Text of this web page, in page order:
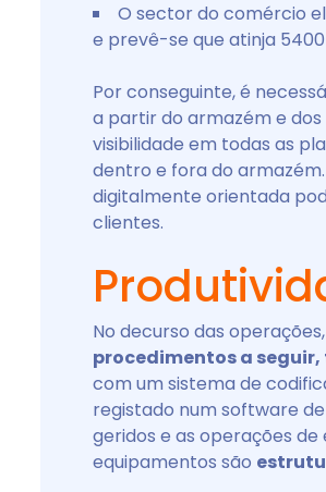
O sector do comércio
e prevê-se que atinja
Por conseguinte, é
a partir do armazém e
visibilidade em todas as
dentro e fora do
digitalmente orientada
clientes.
No decurso das
procedimentos a
com um sistema de
registado num software
geridos e as operações
equipamentos são